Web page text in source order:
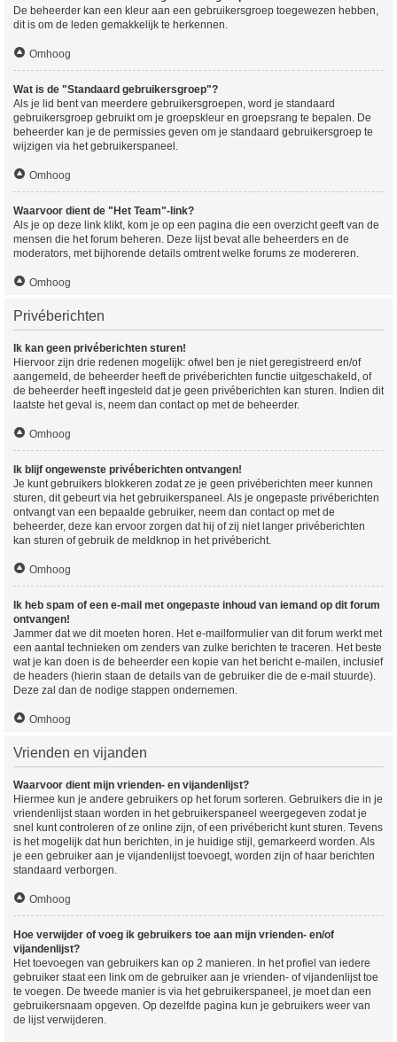
De beheerder kan een kleur aan een gebruikersgroep toegewezen hebben,
dit is om de leden gemakkelijk te herkennen.
Omhoog
Wat is de "Standaard gebruikersgroep"?
Als je lid bent van meerdere gebruikersgroepen, word je standaard
gebruikersgroep gebruikt om je groepskleur en groepsrang te bepalen. De
beheerder kan je de permissies geven om je standaard gebruikersgroep te
wijzigen via het gebruikerspaneel.
Omhoog
Waarvoor dient de "Het Team"-link?
Als je op deze link klikt, kom je op een pagina die een overzicht geeft van de
mensen die het forum beheren. Deze lijst bevat alle beheerders en de
moderators, met bijhorende details omtrent welke forums ze modereren.
Omhoog
Privéberichten
Ik kan geen privéberichten sturen!
Hiervoor zijn drie redenen mogelijk: ofwel ben je niet geregistreerd en/of
aangemeld, de beheerder heeft de privéberichten functie uitgeschakeld, of
de beheerder heeft ingesteld dat je geen privéberichten kan sturen. Indien dit
laatste het geval is, neem dan contact op met de beheerder.
Omhoog
Ik blijf ongewenste privéberichten ontvangen!
Je kunt gebruikers blokkeren zodat ze je geen privéberichten meer kunnen
sturen, dit gebeurt via het gebruikerspaneel. Als je ongepaste privéberichten
ontvangt van een bepaalde gebruiker, neem dan contact op met de
beheerder, deze kan ervoor zorgen dat hij of zij niet langer privéberichten
kan sturen of gebruik de meldknop in het privébericht.
Omhoog
Ik heb spam of een e-mail met ongepaste inhoud van iemand op dit forum
ontvangen!
Jammer dat we dit moeten horen. Het e-mailformulier van dit forum werkt met
een aantal technieken om zenders van zulke berichten te traceren. Het beste
wat je kan doen is de beheerder een kopie van het bericht e-mailen, inclusief
de headers (hierin staan de details van de gebruiker die de e-mail stuurde).
Deze zal dan de nodige stappen ondernemen.
Omhoog
Vrienden en vijanden
Waarvoor dient mijn vrienden- en vijandenlijst?
Hiermee kun je andere gebruikers op het forum sorteren. Gebruikers die in je
vriendenlijst staan worden in het gebruikerspaneel weergegeven zodat je
snel kunt controleren of ze online zijn, of een privébericht kunt sturen. Tevens
is het mogelijk dat hun berichten, in je huidige stijl, gemarkeerd worden. Als
je een gebruiker aan je vijandenlijst toevoegt, worden zijn of haar berichten
standaard verborgen.
Omhoog
Hoe verwijder of voeg ik gebruikers toe aan mijn vrienden- en/of
vijandenlijst?
Het toevoegen van gebruikers kan op 2 manieren. In het profiel van iedere
gebruiker staat een link om de gebruiker aan je vrienden- of vijandenlijst toe
te voegen. De tweede manier is via het gebruikerspaneel, je moet dan een
gebruikersnaam opgeven. Op dezelfde pagina kun je gebruikers weer van
de lijst verwijderen.